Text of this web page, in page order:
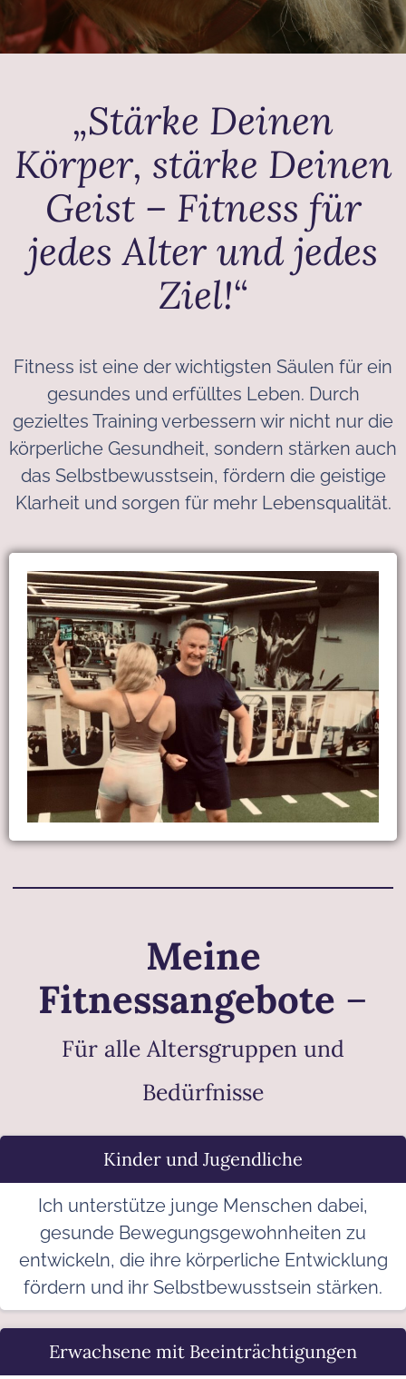
„Stärke Deinen
Körper, stärke Deinen
Geist – Fitness für
jedes Alter und jedes
Ziel!“
Fitness ist eine der wichtigsten Säulen für ein
gesundes und erfülltes Leben. Durch
gezieltes Training verbessern wir nicht nur die
körperliche Gesundheit, sondern stärken auch
das Selbstbewusstsein, fördern die geistige
Klarheit und sorgen für mehr Lebensqualität.
Meine
Fitnessangebote –
Für alle Altersgruppen und
Bedürfnisse
Kinder und Jugendliche
Ich unterstütze junge Menschen dabei,
gesunde Bewegungsgewohnheiten zu
entwickeln, die ihre körperliche Entwicklung
fördern und ihr Selbstbewusstsein stärken.
Erwachsene mit Beeinträchtigungen